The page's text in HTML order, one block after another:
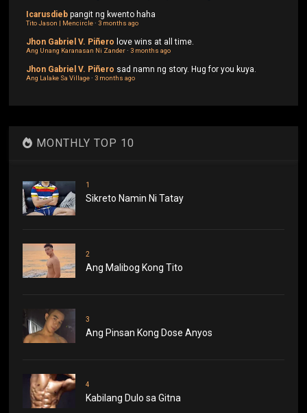
Icarusdieb pangit ng kwento haha
Tito Jason | Mencircle·3 months ago
Jhon Gabriel V. Piñero love wins at all time.
Ang Unang Karanasan Ni Zander·3 months ago
Jhon Gabriel V. Piñero sad namn ng story. Hug for you kuya.
Ang Lalake Sa Village·3 months ago
MONTHLY TOP 10
1
Sikreto Namin Ni Tatay
2
Ang Malibog Kong Tito
3
Ang Pinsan Kong Dose Anyos
4
Kabilang Dulo sa Gitna